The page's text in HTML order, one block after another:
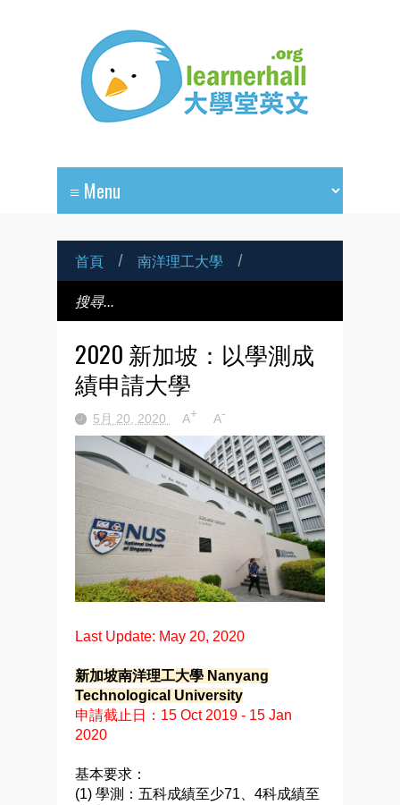
首頁 / 南洋理工大學 /
2020 新加坡：以學測成
績申請大學
5月 20, 2020 A+ A-
Last Update: May 20, 2020
新加坡南洋理工大學 Nanyang
Technological University
申請截止日：15 Oct 2019 - 15 Jan
2020
基本要求：
(1) 學測：五科成績至少71、4科成績至